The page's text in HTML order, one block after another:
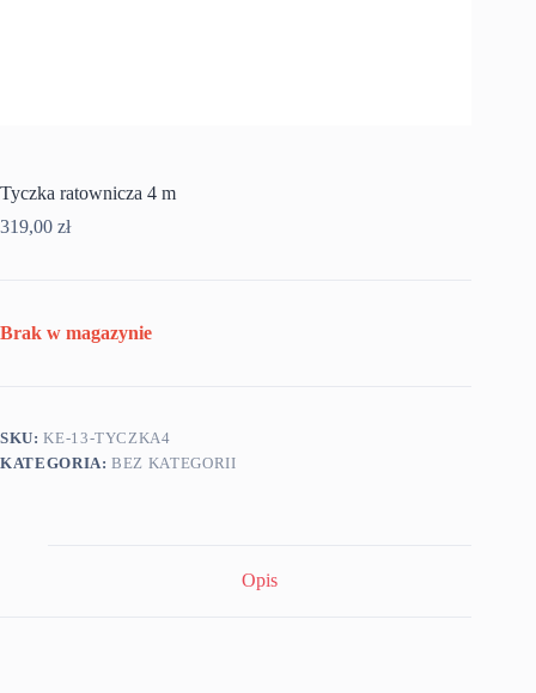
Tyczka ratownicza 4 m
319,00 zł
Brak w magazynie
SKU:KE-13-TYCZKA4
KATEGORIA:BEZ KATEGORII
Opis